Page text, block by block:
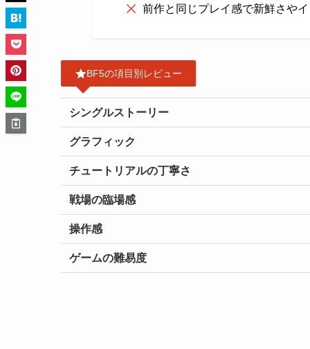
前作と同じプレイ感で新鮮さや
BF5の項目別レビュー
シングルストーリー
グラフィック
チュートリアルの丁寧さ
戦場の臨場感
操作感
ゲームの難易度